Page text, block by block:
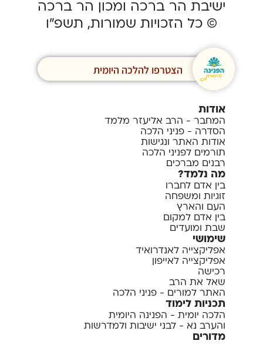
ישיבת הר ברכה ומכון הר ברכה
© כל הזכויות שמורות, תשפ”ו
הצטרפו להלכה היומית
אודות
המחבר - הרב אליעזר מלמד
הסדרה - פניני הלכה
אודות האתר ונגישות
תורמים לפניני הלכה
רבנים מברכים
מה נלמד?
בין אדם לחברו
זוגיות ומשפחה
העם והארץ
בין אדם למקום
שבת ומועדים
שימושי
אפליקצייה לאנדרואיד
אפליקצייה לאייפון
רכישה
שאל את הרב
האתר למורים - פניני הלכה
תכניות לימוד
הלכה יומית - הפנינה היומית
והערב נא - לבני ישיבות ולמדרשות
מדורים